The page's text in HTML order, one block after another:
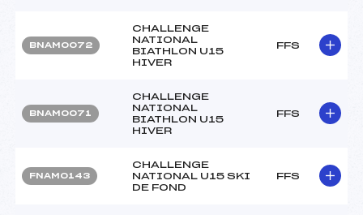
BNAM0072
CHALLENGE
NATIONAL
BIATHLON U15
HIVER
FFS
BNAM0071
CHALLENGE
NATIONAL
BIATHLON U15
HIVER
FFS
FNAM0143
CHALLENGE
NATIONAL U15 SKI
DE FOND
FFS